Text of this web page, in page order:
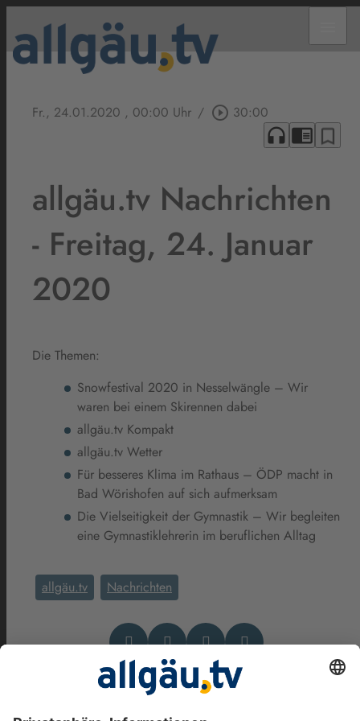
Fr., 24.01.2020 , 00:00 Uhr / play_circle_outline 30:00
headphones chrome_reader_mode bookmark_border
allgäu.tv Nachrichten
- Freitag, 24. Januar
2020
Die Themen:
Snowfestival 2020 in Nesselwängle – Wir
waren bei einem Skirennen dabei
allgäu.tv Kompakt
allgäu.tv Wetter
Für besseres Klima im Rathaus – ÖDP macht in
Bad Wörishofen auf sich aufmerksam
Die Vielseitigkeit der Gymnastik – Wir begleiten
eine Gymnastiklehrerin im beruflichen Alltag
allgäu.tv Nachrichten